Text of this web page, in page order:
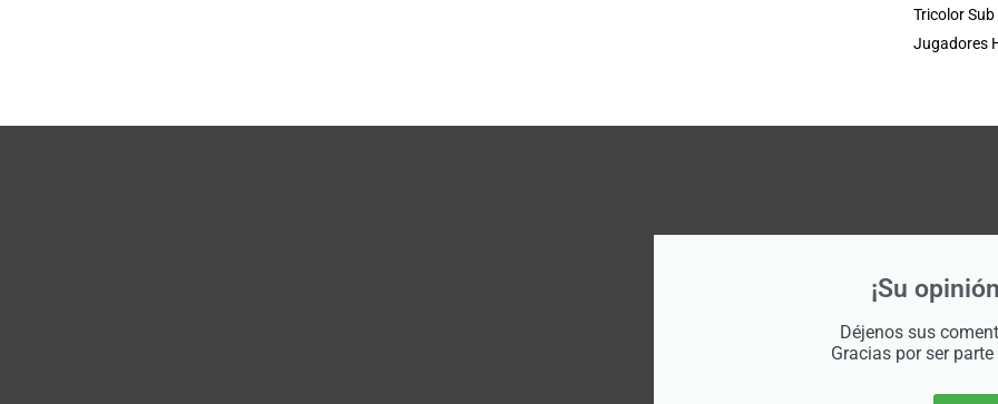
Tricolor Sub
Jugadores
¡Su
Déjenos sus
Gracias por ser